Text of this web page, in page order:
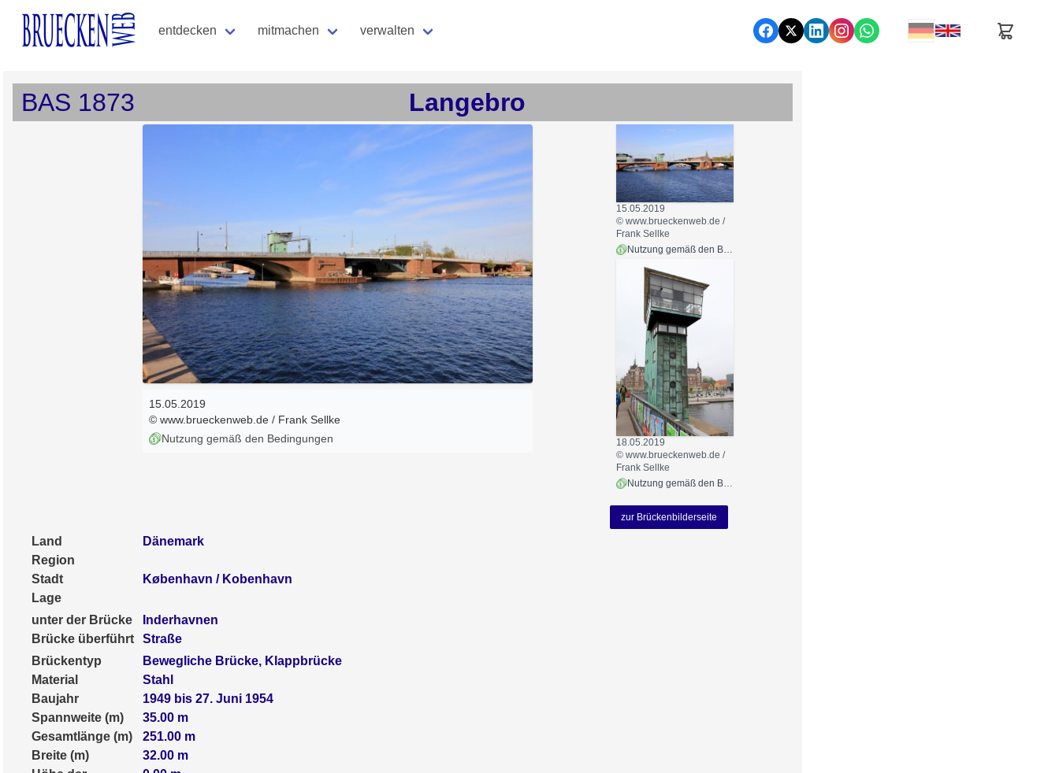
entdecken mitmachen verwalten
BAS 1873 Langebro
15.05.2019
© www.brueckenweb.de / Frank Sellke
Nutzung gemäß den Bedingungen
15.05.2019
© www.brueckenweb.de /
Frank Sellke
Nutzung gemäß den Bedingungen
18.05.2019
© www.brueckenweb.de /
Frank Sellke
zur Brückenbilderseite
Land
Dänemark
Region
Stadt
København / Kobenhavn
Lage
unter der Brücke
Inderhavnen
Brücke überführt
Straße
Brückentyp
Bewegliche Brücke, Klappbrücke
Material
Stahl
Baujahr
1949 bis 27. Juni 1954
Spannweite (m)
35.00 m
Gesamtlänge (m)
251.00 m
Breite (m)
32.00 m